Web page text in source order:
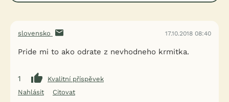
slovensko 17.10.2018 08:40
Pride mi to ako odrate z nevhodneho krmitka.
1
Kvalitní příspěvek
Nahlásit
Citovat